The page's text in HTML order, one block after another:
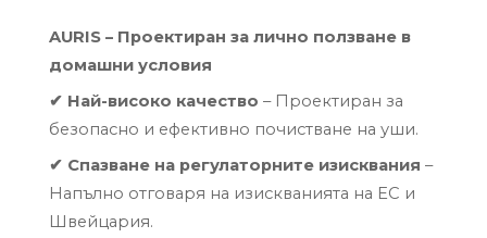
AURIS – Проектиран за лично ползване в
домашни условия
✔ Най-високо качество – Проектиран за
безопасно и ефективно почистване на уши.
✔ Спазване на регулаторните изисквания –
Напълно отговаря на изискванията на ЕС и
Швейцария.